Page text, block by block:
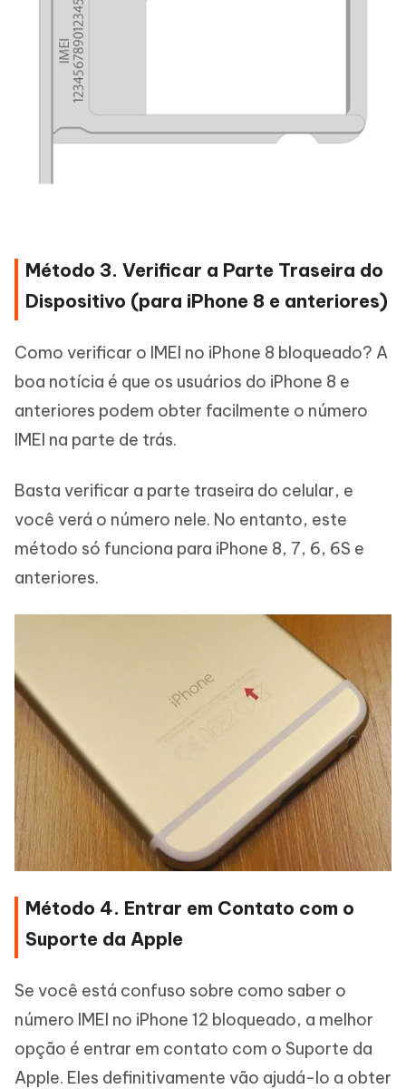
Método 3. Verificar a Parte Traseira do
Dispositivo (para iPhone 8 e anteriores)
Como verificar o IMEI no iPhone 8 bloqueado? A
boa notícia é que os usuários do iPhone 8 e
anteriores podem obter facilmente o número
IMEI na parte de trás.
Basta verificar a parte traseira do celular, e
você verá o número nele. No entanto, este
método só funciona para iPhone 8, 7, 6, 6S e
anteriores.
Método 4. Entrar em Contato com o
Suporte da Apple
Se você está confuso sobre como saber o
número IMEI no iPhone 12 bloqueado, a melhor
opção é entrar em contato com o Suporte da
Apple. Eles definitivamente vão ajudá-lo a obter